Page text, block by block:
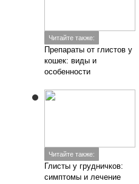
Читайте также:
Препараты от глистов у
кошек: виды и
особенности
Читайте также:
Глисты у грудничков:
симптомы и лечение